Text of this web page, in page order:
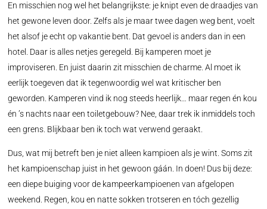
En misschien nog wel het belangrijkste: je knipt even de draadjes van
het gewone leven door. Zelfs als je maar twee dagen weg bent, voelt
het alsof je echt op vakantie bent. Dat gevoel is anders dan in een
hotel. Daar is alles netjes geregeld. Bij kamperen moet je
improviseren. En juist daarin zit misschien de charme. Al moet ik
eerlijk toegeven dat ik tegenwoordig wel wat kritischer ben
geworden. Kamperen vind ik nog steeds heerlijk… maar regen én kou
én ’s nachts naar een toiletgebouw? Nee, daar trek ik inmiddels toch
een grens. Blijkbaar ben ik toch wat verwend geraakt.
Dus, wat mij betreft ben je niet alleen kampioen als je wint. Soms zit
het kampioenschap juist in het gewoon gáán. In doen! Dus bij deze:
een diepe buiging voor de kampeerkampioenen van afgelopen
weekend. Regen, kou en natte sokken trotseren en tóch gezellig